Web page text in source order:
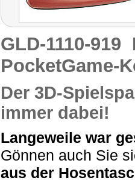
GLD-1110-919
PocketGame-
Der 3D-
immer dabei!
Langeweile war
Gönnen auch Sie
aus der